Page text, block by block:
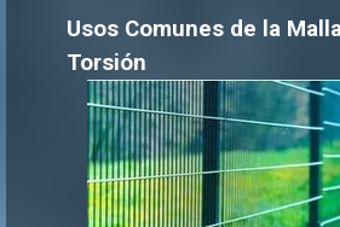
Usos Comunes de la
Torsión
Protección
de
Animales :
Es